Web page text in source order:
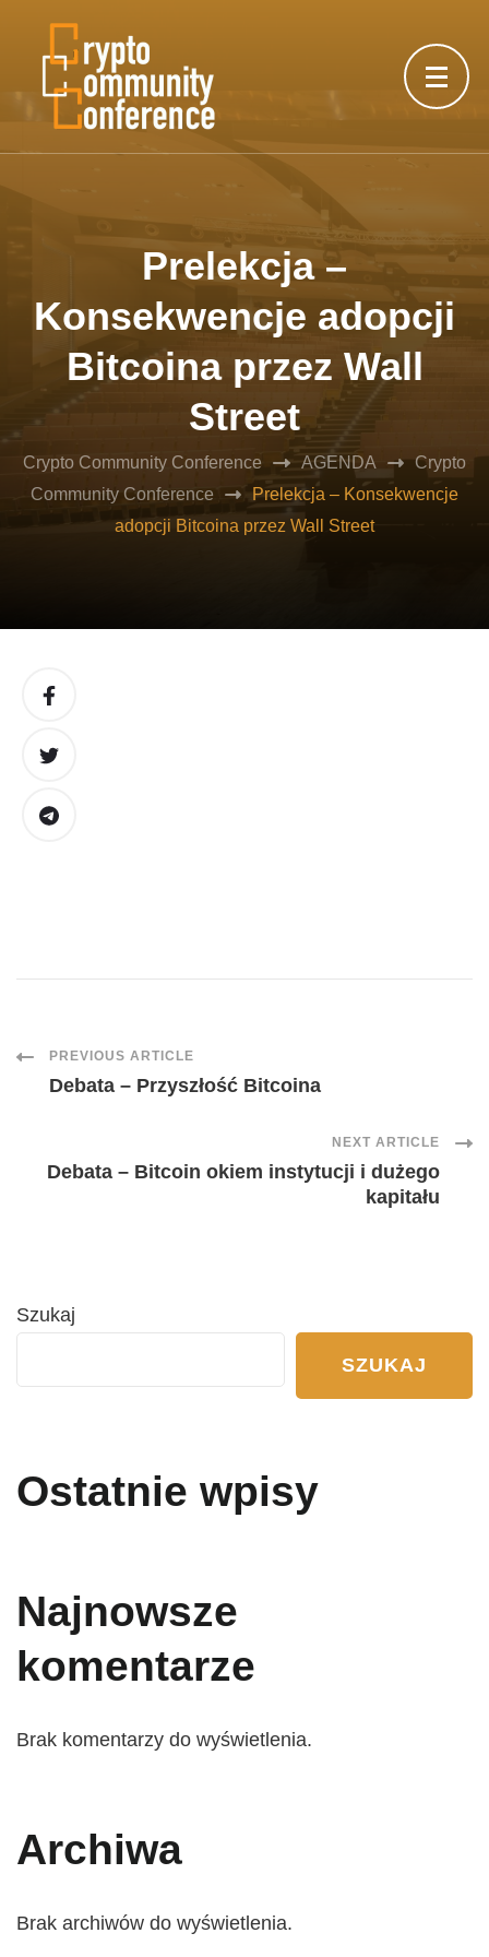
Prelekcja –
Konsekwencje adopcji
Bitcoina przez Wall
Street
Crypto Community Conference AGENDA
Crypto
Community Conference
Prelekcja – Konsekwencje
adopcji Bitcoina przez Wall Street
Post
PREVIOUS ARTICLE
Debata – Przyszłość Bitcoina
NEXT ARTICLE
Debata – Bitcoin okiem instytucji i dużego
kapitału
Szukaj
SZUKAJ
Ostatnie wpisy
Najnowsze
komentarze
Brak komentarzy do wyświetlenia.
Archiwa
Brak archiwów do wyświetlenia.